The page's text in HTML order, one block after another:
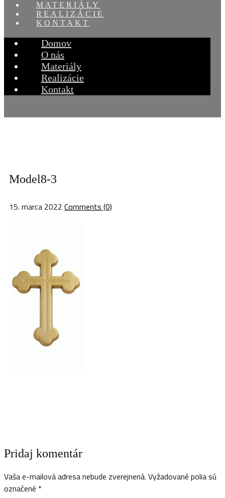
MATERIÁLY
REALIZÁCIE
KONTAKT
Domov
O nás
Materiály
Realizácie
Kontakt
Model8-3
15. marca 2022 Comments (0)
Pridaj komentár
Vaša e-mailová adresa nebude zverejnená. Vyžadované polia sú
označené *